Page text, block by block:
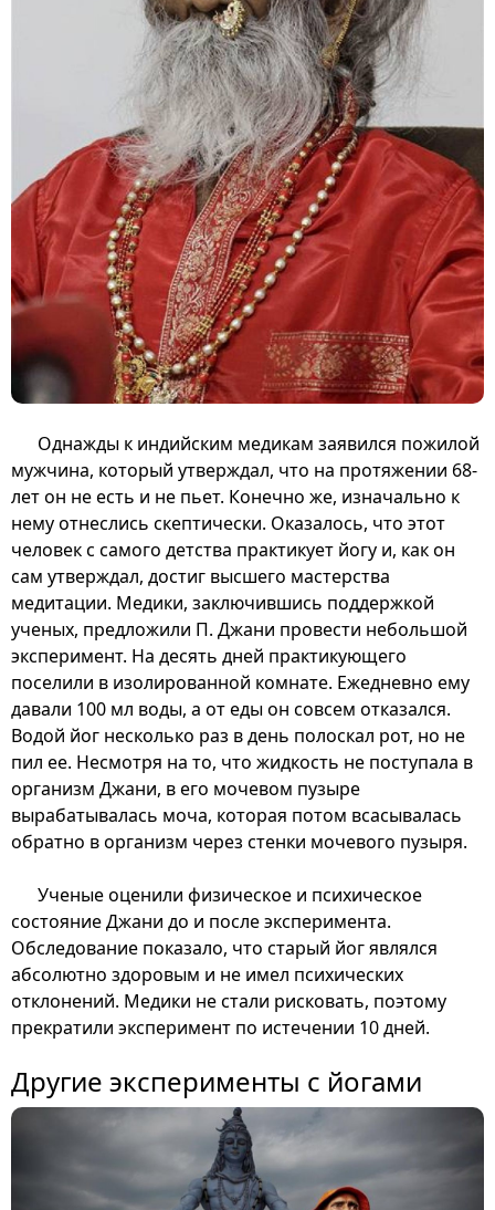
Однажды к индийским медикам заявился пожилой
мужчина, который утверждал, что на протяжении 68-
лет он не есть и не пьет. Конечно же, изначально к
нему отнеслись скептически. Оказалось, что этот
человек с самого детства практикует йогу и, как он
сам утверждал, достиг высшего мастерства
медитации. Медики, заключившись поддержкой
ученых, предложили П. Джани провести небольшой
эксперимент. На десять дней практикующего
поселили в изолированной комнате. Ежедневно ему
давали 100 мл воды, а от еды он совсем отказался.
Водой йог несколько раз в день полоскал рот, но не
пил ее. Несмотря на то, что жидкость не поступала в
организм Джани, в его мочевом пузыре
вырабатывалась моча, которая потом всасывалась
обратно в организм через стенки мочевого пузыря.
Ученые оценили физическое и психическое
состояние Джани до и после эксперимента.
Обследование показало, что старый йог являлся
абсолютно здоровым и не имел психических
отклонений. Медики не стали рисковать, поэтому
прекратили эксперимент по истечении 10 дней.
Другие эксперименты с йогами